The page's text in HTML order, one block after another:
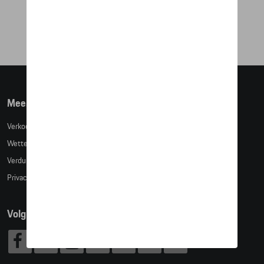
Meer info
Verkoopsvoorwaarden
Wettelijke bepalingen
Verduidelijking kledingmaten
Privacybeleid
Volg Ons